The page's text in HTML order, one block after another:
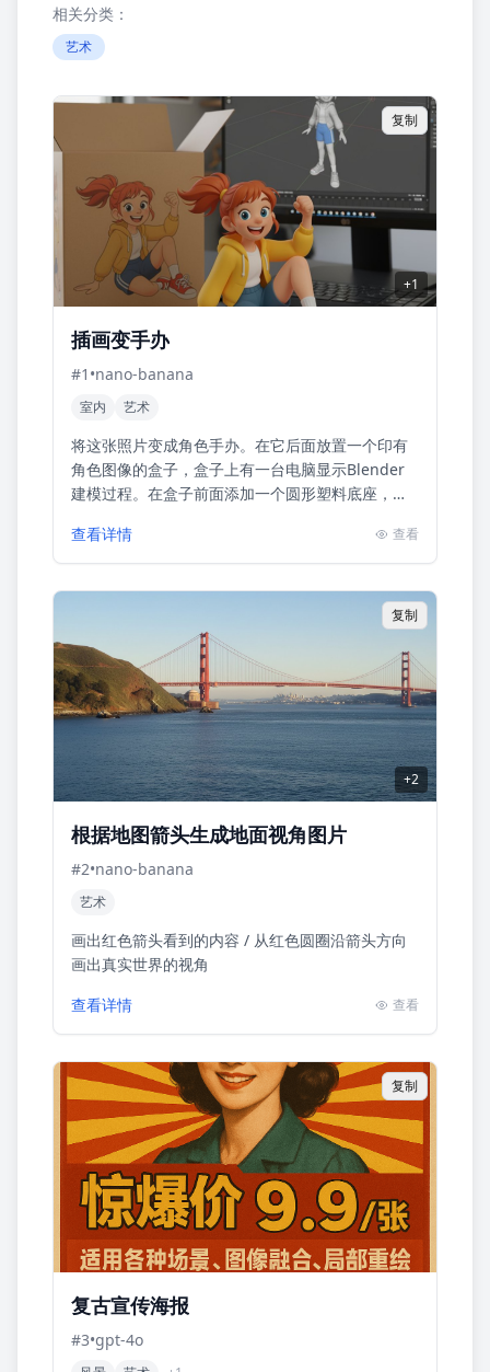
相关分类：
艺术
复制
+1
插画变手办
#1 •nano-banana
室内 艺术
将这张照片变成角色手办。在它后面放置一个印有
角色图像的盒子，盒子上有一台电脑显示Blender
建模过程。在盒子前面添加一个圆形塑料底座，角
内
查看详情 查看
复制
+2
根据地图箭头生成地面视角图片
#2•nano-banana
艺术
画出红色箭头看到的内容 / 从红色圆圈沿箭头方向
画出真实世界的视角
查看详情
查看
复制
复古宣传海报
#3•gpt-4o